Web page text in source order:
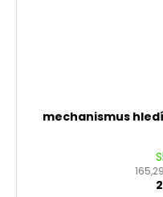
mechanismus